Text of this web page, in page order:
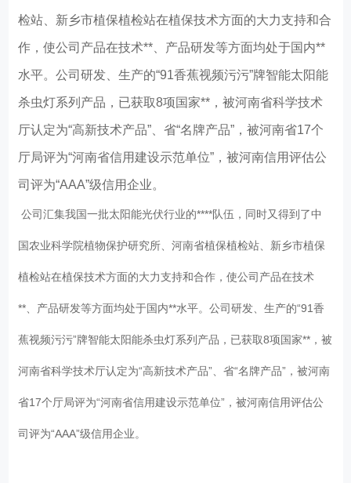
检站、新乡市植保植检站在植保技术方面的大力支持和合
作，使公司产品在技术**、产品研发等方面均处于国内**
水平。公司研发、生产的“91香蕉视频污污”牌智能太阳能
杀虫灯系列产品，已获取8项国家**，被河南省科学技术
厅认定为“高新技术产品” 、省“名牌产品” ，被河南省17个
厅局评为“河南省信用建设示范单位” ，被河南信用评估公
司评为“AAA”级信用企业。
公司汇集我国一批太阳能光伏行业的****队伍，同时又得到了中
国农业科学院植物保护研究所、河南省植保植检站、新乡市植保
植检站在植保技术方面的大力支持和合作，使公司产品在技术
**、产品研发等方面均处于国内**水平。公司研发、生产的“91香
蕉视频污污”牌智能太阳能杀虫灯系列产品，已获取8项国家**，被
河南省科学技术厅认定为“高新技术产品”、省“名牌产品”，被河南
省17个厅局评为“河南省信用建设示范单位”，被河南信用评估公
司评为“AAA”级信用企业。